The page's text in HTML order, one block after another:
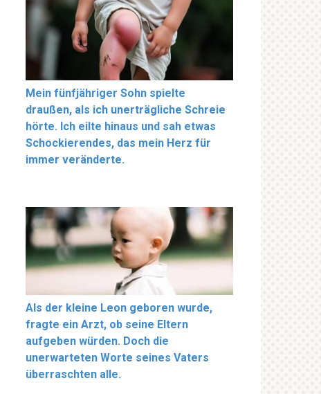
Mein fünfjähriger Sohn spielte
draußen, als ich unerträgliche Schreie
hörte. Ich eilte hinaus und sah etwas
Schockierendes, das mein Herz für
immer veränderte.
Als der kleine Leon geboren wurde,
fragte ein Arzt, ob seine Eltern
aufgeben würden. Doch die
unerwarteten Worte seines Vaters
überraschten alle.